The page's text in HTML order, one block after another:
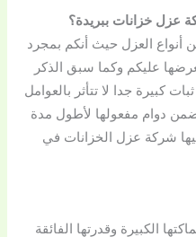
عزل خزانات ببريدة؟
أنواع العزل حيث أنكم بمجرد
عليكم وكما سبق الذكر
كبيرة جدا لا تتأثر بالعوامل
دوام مفعولها لأطول مدة
شركة عزل الخزانات في
الكبيرة وقدرتها الفائقة